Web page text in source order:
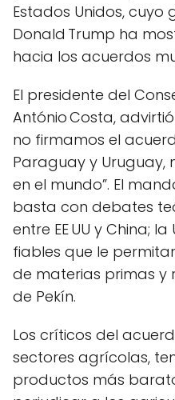
Estados Unidos, cuyo
Donald Trump ha
hacia los acuerdos
El presidente del
António Costa,
no firmamos el
Paraguay y Uruguay,
en el mundo”. El
basta con debates
entre EE UU y China;
fiables que le
de materias primas y
de Pekín.
Los críticos del
sectores agrícolas,
productos más